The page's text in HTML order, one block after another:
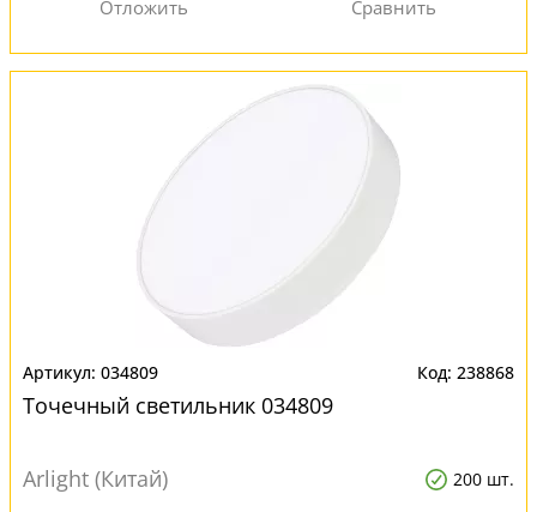
034809 238868
Точечный светильник 034809
Arlight (Китай) 200 шт.